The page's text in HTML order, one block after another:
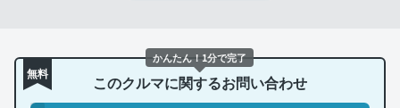
無料 このクルマに関するお問い合わせ
かんたん！1分で完了